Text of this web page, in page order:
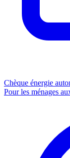
Chèque énergie
Pour les ménages